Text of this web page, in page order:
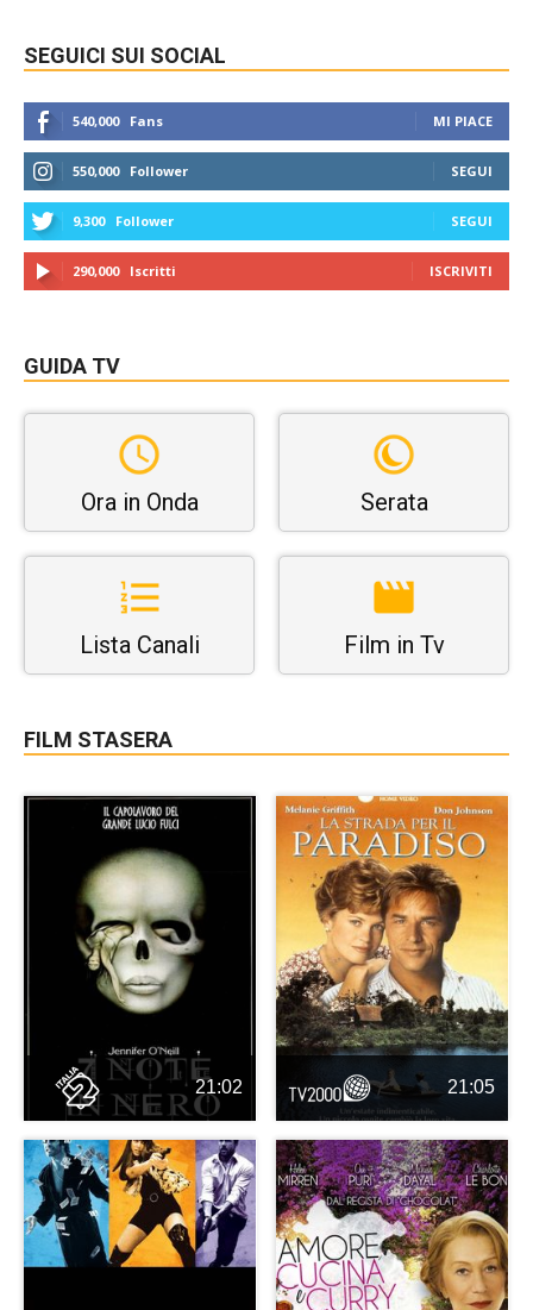
SEGUICI SUI SOCIAL
540,000 Fans MI PIACE
550,000 Follower SEGUI
9,300 Follower SEGUI
290,000 Iscritti ISCRIVITI
GUIDA TV
Ora in Onda Serata
Lista Canali Film in Tv
FILM STASERA
21:02 21:05